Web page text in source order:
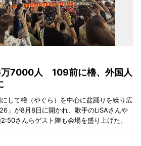
万7000人 109前に櫓、外国人
して櫓（やぐら）を中心に盆踊りを繰り広
」が8月8日に開かれ、歌手のLiSAさんや
さんらゲスト陣も会場を盛り上げた。